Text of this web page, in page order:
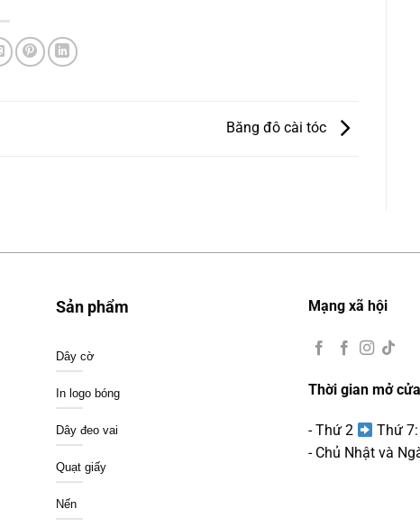
Băng đô cài tóc
Sản phẩm
Dây cờ
In logo bóng
Dây đeo vai
Quạt giấy
Nến
Mạng xã hội
Thời gian mở
- Thứ 2
Thứ
- Chủ Nhật và